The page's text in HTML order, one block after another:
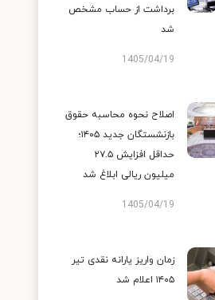
برداشت از حساب مشخص
شد
1405/04/19
اصلاح نحوه محاسبه حقوق
بازنشستگان جدید ۱۴۰۵؛
حداقل افزایش ۲۷.۵
میلیون ریالی ابلاغ شد
1405/04/19
زمان واریز یارانه نقدی تیر
۱۴۰۵ اعلام شد